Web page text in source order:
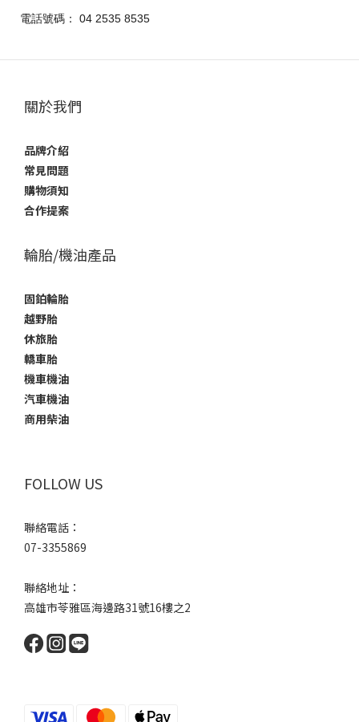
電話號碼： 04 2535 8535
關於我們
品牌介紹
常見問題
購物須知
合作提案
輪胎/機油產品
固鉑輪胎
越野胎
休旅胎
轎車胎
機車機油
汽車機油
商用柴油
FOLLOW US
聯絡電話：
07-3355869
聯絡地址：
高雄市苓雅區海邊路31號16樓之2